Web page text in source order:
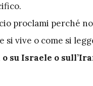
proclami perché
si vive o come si
o su Israele o